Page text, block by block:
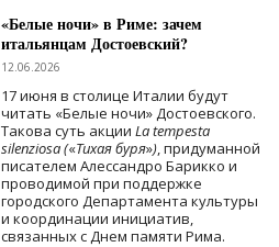
«Белые ночи» в Риме: зачем
итальянцам Достоевский?
12.06.2026
17 июня в столице Италии будут
читать «Белые ночи» Достоевского.
Такова суть акции La tempesta
silenziosa («Тихая буря»), придуманной
писателем Алессандро Барикко и
проводимой при поддержке
городского Департамента культуры
и координации инициатив,
связанных с Днем памяти Рима.